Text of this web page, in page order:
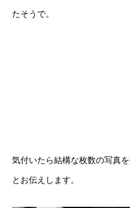
たそうで。
気付いたら結構な枚数の写真
とお伝えします。